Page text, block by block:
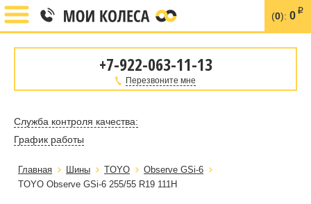
(0): 0 i
+7-922-063-11-13
Перезвоните мне
Служба контроля качества:
График работы
Главная Шины TOYO
Observe GSi-6
TOYO Observe GSi-6 255/55 R19 111H